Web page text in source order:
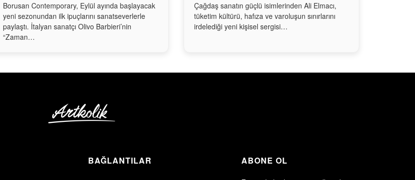
Borusan Contemporary, Eylül ayında başlayacak
yeni sezonundan ilk ipuçlarını sanatseverlerle
paylaştı. İtalyan sanatçı Olivo Barbieri’nin
“Zaman…
Çağdaş sanatın güçlü isimlerinden Ali Elmacı,
tüketim kültürü, hafıza ve varoluşun sınırlarını
irdelediği yeni kişisel sergisi…
BAĞLANTILAR ABONE OL